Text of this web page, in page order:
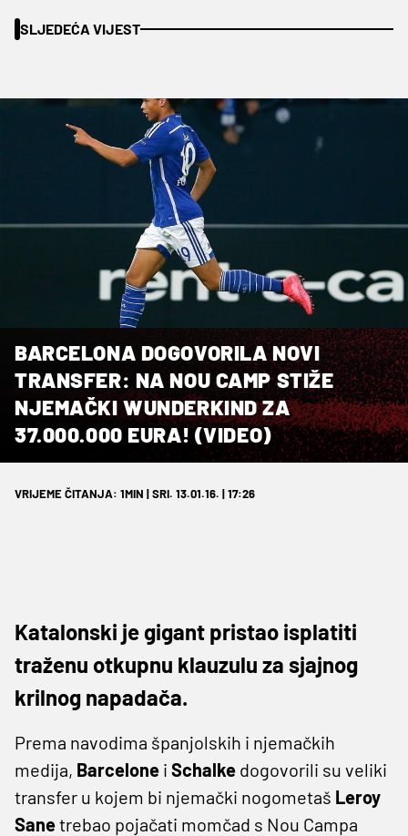
SLJEDEĆA VIJEST
BARCELONA DOGOVORILA NOVI
TRANSFER: NA NOU CAMP STIŽE
NJEMAČKI WUNDERKIND ZA
37.000.000 EURA! (VIDEO)
VRIJEME ČITANJA: 1MIN | SRI. 13.01.16. | 17:26
Katalonski je gigant pristao isplatiti
traženu otkupnu klauzulu za sjajnog
krilnog napadača.
Prema navodima španjolskih i njemačkih
medija, Barcelone i Schalke dogovorili su veliki
transfer u kojem bi njemački nogometaš Leroy
Sanetrebao pojačati momčad s Nou Campa